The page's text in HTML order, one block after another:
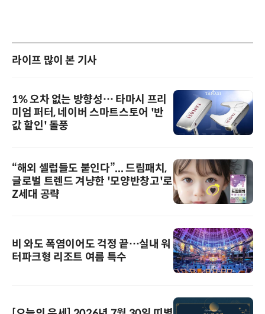
라이프 많이 본 기사
1% 오차 없는 방향성… 타마시 프리
미엄 퍼터, 네이버 스마트스토어 '반
값 할인' 돌풍
“해외 셀럽들도 붙인다”... 드림패치,
글로벌 트렌드 겨냥한 '모양반창고'로
Z세대 공략
비 와도 폭염이어도 걱정 끝…실내 워
터파크형 리조트 여름 특수